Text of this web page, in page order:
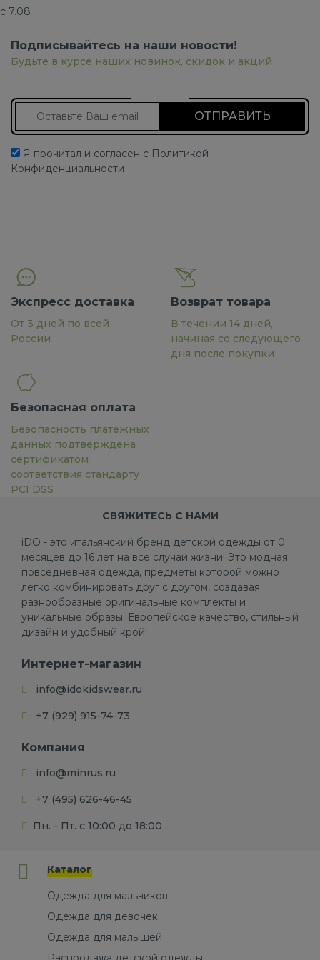
с 7.08
Подписывайтесь на наши новости!
Будьте в курсе наших новинок, скидок и акций
Я прочитал и согласен с Политикой
Конфиденциальности
Экспресс доставка
От 3 дней по всей
России
Возврат товара
В течении 14 дней,
начиная со следующего
дня после покупки
Безопасная оплата
Безопасность платёжных
данных подтверждена
сертификатом
соответствия стандарту
PCI DSS
СВЯЖИТЕСЬ С НАМИ
iDO - это итальянский бренд детской одежды от 0
месяцев до 16 лет на все случаи жизни! Это модная
повседневная одежда, предметы которой можно
легко комбинировать друг с другом, создавая
разнообразные оригинальные комплекты и
уникальные образы. Европейское качество, стильный
дизайн и удобный крой!
Интернет-магазин
info@idokidswear.ru
+7 (929) 915-74-73
Компания
info@minrus.ru
+7 (495) 626-46-45
Пн. - Пт. с 10:00 до 18:00
Каталог
Одежда для мальчиков
Одежда для девочек
Одежда для малышей